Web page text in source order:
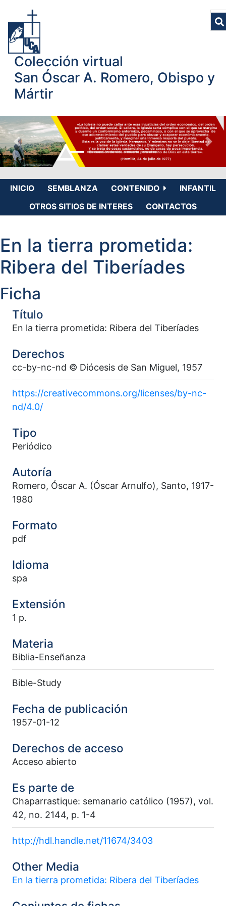
Colección virtual
San Óscar A. Romero, Obispo y
Mártir
INICIO SEMBLANZA CONTENIDO
INFANTIL
OTROS SITIOS DE INTERES
CONTACTOS
En la tierra prometida:
Ribera del Tiberíades
Ficha
Título
En la tierra prometida: Ribera del Tiberíades
Derechos
cc-by-nc-nd © Diócesis de San Miguel, 1957
https://creativecommons.org/licenses/by-nc-
nd/4.0/
Tipo
Periódico
Autoría
Romero, Óscar A. (Óscar Arnulfo), Santo, 1917-
1980
Formato
pdf
Idioma
spa
Extensión
1 p.
Materia
Biblia-Enseñanza
Bible-Study
Fecha de publicación
1957-01-12
Derechos de acceso
Acceso abierto
Es parte de
Chaparrastique: semanario católico (1957), vol.
42, no. 2144, p. 1-4
http://hdl.handle.net/11674/3403
Other Media
En la tierra prometida: Ribera del Tiberíades